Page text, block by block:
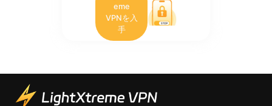
eme
VPNを入
手